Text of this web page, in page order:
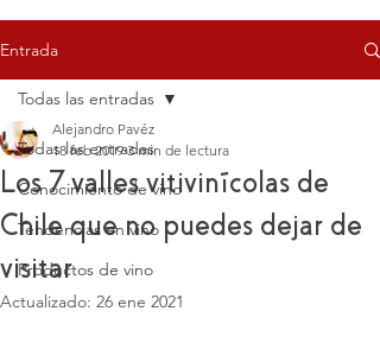
Entrada
Todas las entradas
Conocimiento de vino
Tendencias en vino
Productos de vino
Todas las entradas
Los 7 valles vitivinícolas de
Chile que no puedes dejar de
visitar
Alejandro Pavéz
18 feb 2019 3 min de lectura
Actualizado: 26 ene 2021